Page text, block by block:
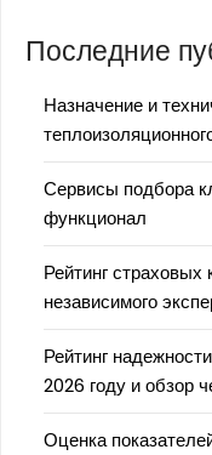
Последние
Назначение и
Сервисы подбора
функционал
Рейтинг
независимого
Рейтинг
2026 году и обзор
Оценка